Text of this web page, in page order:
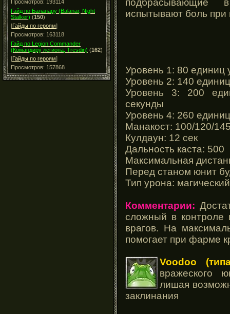
Просмотров: 193114
Гайд по Баланару (Balanar, Night
Stalker) (150)
[Гайды по героям]
Просмотров: 163118
Гайд по Legion Commander
(Командиру легиона, Tresdin) (162)
[Гайды по героям]
Просмотров: 157868
испытывают боль при
Уровень 1: 80 единиц
Уровень 2: 140
Уровень 3: 200
секунды
Уровень 4: 260
Манакост: 100/120/
Кулдаун: 12 сек
Дальность каста: 500
Максимальная
Перед станом юнит
Тип урона: магический
Комментарии:
сложный в контроле
врагов. На
помогает при фарме
Voodoo
вражеского
лишая
заклинания